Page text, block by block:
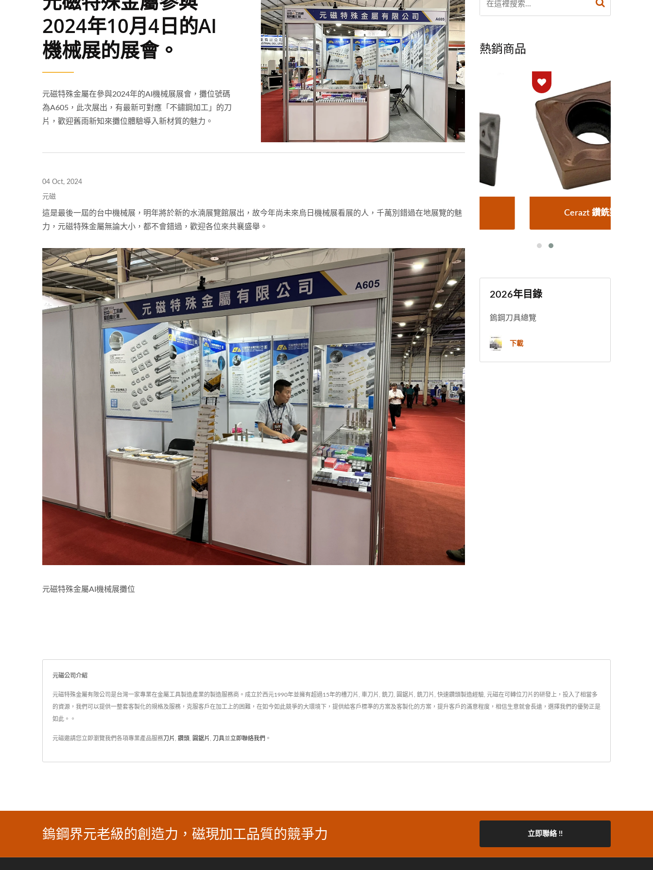
2024年10月4日的AI
機械展的展會。
元磁特殊金屬在參與2024年的AI機械展展會，攤位號碼
為A605，此次展出，有最新可對應「不鏽鋼加工」的刀
片，歡迎舊雨新知來攤位體驗導入新材質的魅力。
04 Oct, 2024
元磁
這是最後一屆的台中機械展，明年將於新的水湳展覽館展出，故今年尚未來烏日機械展看展的人，千萬別錯過在地展覽的魅
力，元磁特殊金屬無論大小，都不會錯過，歡迎各位來共襄盛舉。
元磁特殊金屬AI機械展攤位
熱銷商品
Iska 切槽對應 Cerazt 鑽銑對應 Iska 切槽對應 Cerazt 鑽銑對應
2026年目錄
鎢鋼刀具總覽
下載
元磁公司介紹
元磁特殊金屬有限公司是台灣一家專業在金屬工具製造產業的製造服務商。成立於西元1990年並擁有超過15年的槽刀片, 車刀片, 銑刀, 圓鋸片, 銑刀片, 快速鑽頭製造經驗, 元磁在可轉位刀片的研發上，投入了相當多
的資源，我們可以提供一整套客製化的規格及服務，克服客戶在加工上的困難，在如今如此競爭的大環境下，提供給客戶標準的方案及客製化的方案，提升客戶的滿意程度，相信生意就會長遠，選擇我們的優勢正是
如此。。
元磁邀請您立即瀏覽我們各項專業產品服務 刀片 鑽頭 圓鋸片 刀具並立即聯絡我們 。
鎢鋼界元老級的創造力，磁現加工品質的競爭力 立即聯絡 !!